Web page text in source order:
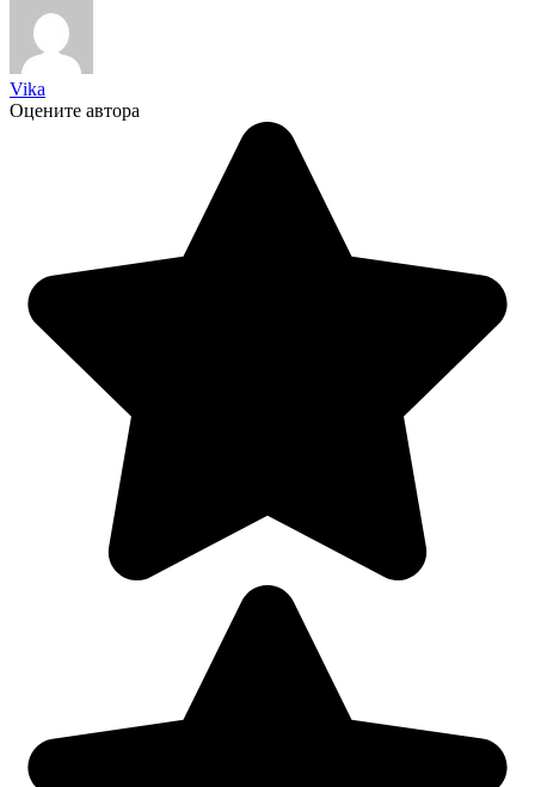
Vika
Оцените автора